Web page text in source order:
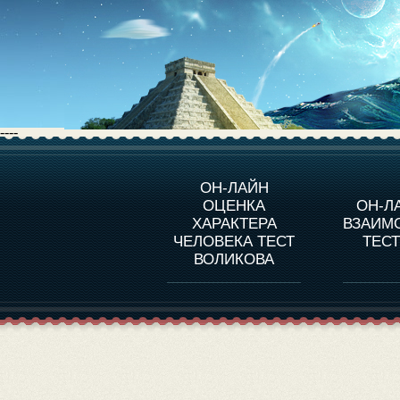
----
ОН-ЛАЙН
ОЦЕНКА
ХАРАКТЕРА
ЧЕЛОВЕКА ТЕСТ
ВОЛИКОВА
ОН-
О ПРОГРАММЕ
ОЦЕНКА ХАРАКТЕРA
ЧЕЛОВЕКА
ОЦЕНКА ХАРАКТЕРА
ВЫДАЮЩИХСЯ
ЛИЧНОСТЕЙ